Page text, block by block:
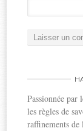
Passionnée par
les règles de
raffinements de